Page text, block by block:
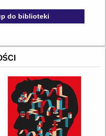
do biblioteki